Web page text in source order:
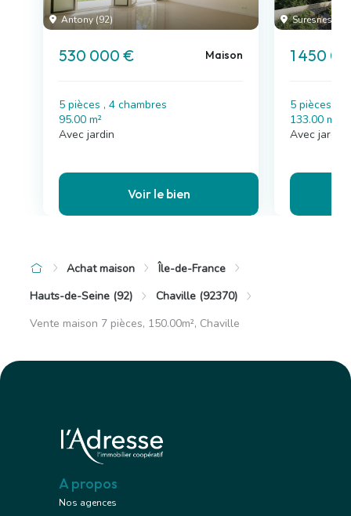
Antony (92)
530 000 € Maison
5 pièces , 4 chambres
95.00 m²
Avec jardin
Voir le bien
Suresnes (92)
1 450
5 pièces , 4
133.00 m²
Avec jardin
Achat maison
Île-de-France
Hauts-de-Seine (92)
Chaville (92370)
Vente maison 7 pièces, 150.00m², Chaville
A propos
Nos agences